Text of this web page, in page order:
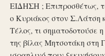
ΕΙΔΗΣΗ ; Επιπροσθέτως,
ο Κυριάκος στον Σ.Λάτση
Τέλος, τι σηματοδοτούσε
της βίλας Μητσοτάκη στη